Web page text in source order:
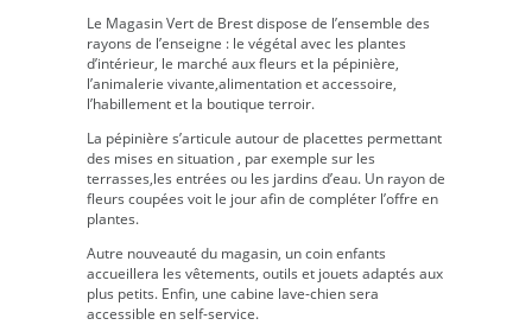
Le Magasin Vert de Brest dispose de l’ensemble des
rayons de l’enseigne : le végétal avec les plantes
d’intérieur, le marché aux fleurs et la pépinière,
l’animalerie vivante,alimentation et accessoire,
l’habillement et la boutique terroir.
La pépinière s’articule autour de placettes permettant
des mises en situation , par exemple sur les
terrasses,les entrées ou les jardins d’eau. Un rayon de
fleurs coupées voit le jour afin de compléter l’offre en
plantes.
Autre nouveauté du magasin, un coin enfants
accueillera les vêtements, outils et jouets adaptés aux
plus petits. Enfin, une cabine lave-chien sera
accessible en self-service.